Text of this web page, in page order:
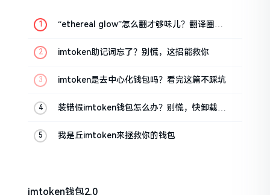
“ethereal glow”怎么翻才够味儿？翻译圈老
imtoken助记词忘了？别慌，这招能救你
imtoken是去中心化钱包吗？看完这篇不踩坑
装错假imtoken钱包怎么办？别慌，快卸载，
我是丘imtoken来拯救你的钱包
imtoken钱包2.0